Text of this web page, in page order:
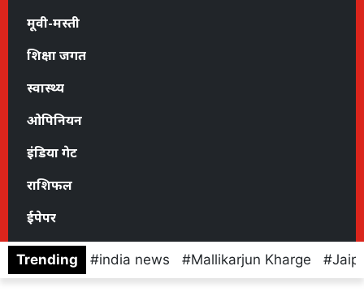
मूवी-मस्ती
शिक्षा जगत
स्वास्थ्य
ओपिनियन
इंडिया गेट
राशिफल
ईपेपर
Trending india news Mallikarjun Kharge